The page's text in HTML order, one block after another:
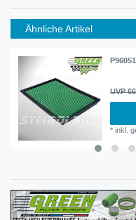
Ähnliche Artikel
UVP
*inkl.